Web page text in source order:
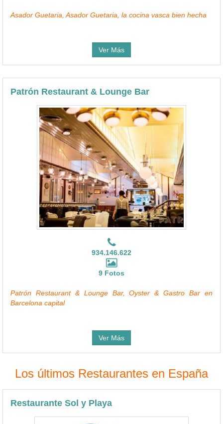
Asador Guetaria, Asador Guetaria, la cocina vasca bien hecha
Ver Más
Patrón Restaurant & Lounge Bar
934.146.622
9 Fotos
Patrón Restaurant & Lounge Bar, Oyster & Gastro Bar en
Barcelona capital
Ver Más
Los últimos Restaurantes en España
Restaurante Sol y Playa